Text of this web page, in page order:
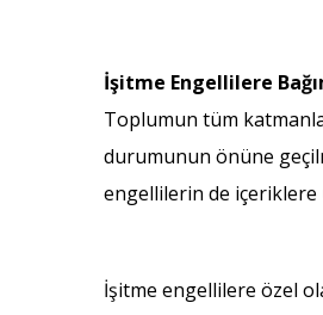
İşitme Engellilere
Toplumun tüm
durumunun önüne
engellilerin de içeriklere
İşitme engellilere özel